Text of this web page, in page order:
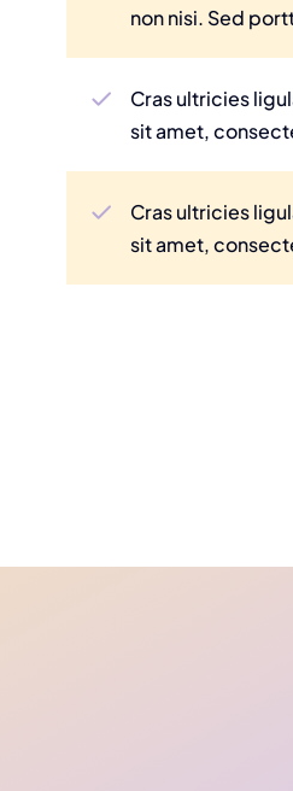
non nisi. Sed
Cras ultricies
sit amet,
Cras ultricies
sit amet,